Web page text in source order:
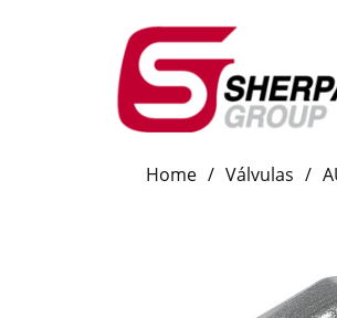
Home / Válvulas /